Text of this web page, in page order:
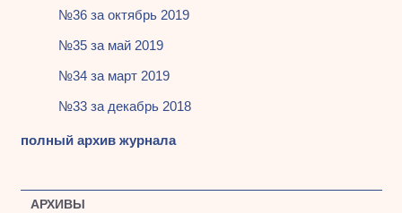
№36 за октябрь 2019
№35 за май 2019
№34 за март 2019
№33 за декабрь 2018
полный архив журнала
АРХИВЫ